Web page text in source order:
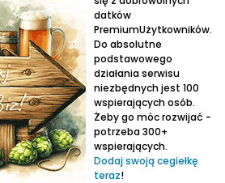
datków
PremiumUżytkowników.
Do absolutne
podstawowego
działania serwisu
niezbędnych jest 100
wspierających osób.
Żeby go móc rozwijać -
potrzeba 300+
wspierających.
Dodaj swoją cegiełkę
teraz!